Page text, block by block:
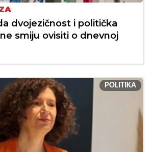
dvojezičnost i politička
smiju ovisiti o dnevnoj
POLITIKA